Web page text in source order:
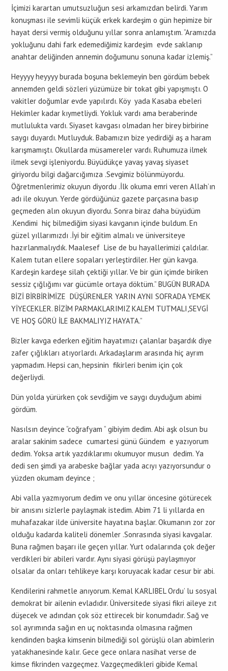
İçimizi karartan umutsuzluğun sesi arkamızdan belirdi. Yarım
konuşması ile sevimli küçük erkek kardeşim o gün hepimize bir
hayat dersi vermiş olduğunu yıllar sonra anlamıştım. “Aramızda
yokluğunu dahi fark edemediğimiz kardeşim evde saklanıp
anahtar deliğinden annemin doğumunu sonuna kadar izlemiş.”
Heyyyy heyyyy burada boşuna beklemeyin ben gördüm bebek
annemden geldi sözleri yüzümüze bir tokat gibi yapışmıştı. O
vakitler doğumlar evde yapılırdı. Köy yada Kasaba ebeleri
Hekimler kadar kıymetliydi. Yokluk vardı ama beraberinde
mutlulukta vardı. Siyaset kavgası olmadan her birey birbirine
saygı duyardı. Mutluyduk. Babamızın bize yedirdiği aş a haram
karışmamıştı. Okullarda müsamereler vardı. Ruhumuza ilmek
ilmek sevgi işleniyordu. Büyüdükçe yavaş yavaş siyaset
giriyordu bilgi dağarcığımıza .Sevgimiz bölünmüyordu.
Öğretmenlerimiz okuyun diyordu .İlk okuma emri veren Allah’ın
adı ile okuyun. Yerde gördüğünüz gazete parçasına basıp
geçmeden alın okuyun diyordu. Sonra biraz daha büyüdüm
.Kendimi hiç bilmediğim siyasi kavganın içinde buldum. En
güzel yıllarımızdı .İyi bir eğitim almalı ve üniversiteye
hazırlanmalıydık. Maalesef Lise de bu hayallerimizi çaldılar.
Kalem tutan ellere sopaları yerleştirdiler. Her gün kavga.
Kardeşin kardeşe silah çektiği yıllar. Ve bir gün içimde biriken
sessiz çığlığımı var gücümle ortaya döktüm.” BUGÜN BURADA
BİZİ BİRBİRİMİZE DÜŞÜRENLER YARIN AYNI SOFRADA YEMEK
YİYECEKLER. BİZİM PARMAKLARIMIZ KALEM TUTMALI,SEVGİ
VE HOŞ GÖRÜ İLE BAKMALIYIZ HAYATA.”
Bizler kavga ederken eğitim hayatımızı çalanlar başardık diye
zafer çığlıkları atıyorlardı. Arkadaşlarım arasında hiç ayrım
yapmadım. Hepsi can, hepsinin fikirleri benim için çok
değerliydi.
Dün yolda yürürken çok sevdiğim ve saygı duyduğum abimi
gördüm.
Nasılsın deyince “coğrafyam “ gibiyim dedim. Abi aşk olsun bu
aralar sakinim sadece cumartesi günü Gündem e yazıyorum
dedim. Yoksa artık yazdıklarımı okumuyor musun dedim. Ya
dedi sen şimdi ya arabeske bağlar yada acıyı yazıyorsundur o
yüzden okumam deyince ;
Abi valla yazmıyorum dedim ve onu yıllar öncesine götürecek
bir anısını sizlerle paylaşmak istedim. Abim 71 li yıllarda en
muhafazakar ilde üniversite hayatına başlar. Okumanın zor zor
olduğu kadarda kaliteli dönemler .Sonrasında siyasi kavgalar.
Buna rağmen başarı ile geçen yıllar. Yurt odalarında çok değer
verdikleri bir abileri vardır. Aynı siyasi görüşü paylaşmıyor
olsalar da onları tehlikeye karşı koruyacak kadar cesur bir abi.
Kendilerini rahmetle anıyorum. Kemal KARLIBEL Ordu’ lu sosyal
demokrat bir ailenin evladıdır. Üniversitede siyasi fikri aileye zıt
düşecek ve adından çok söz ettirecek bir konumdadır. Sağ ve
sol ayrımında sağın en uç noktasında olmasına rağmen
kendinden başka kimsenin bilmediği sol görüşlü olan abimlerin
yatakhanesinde kalır. Gece gece onlara nasihat verse de
kimse fikrinden vazgeçmez. Vazgeçmedikleri gibide Kemal